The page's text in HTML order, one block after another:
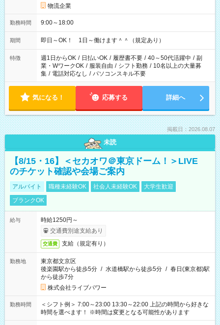
物流企業
勤務時間 9:00～18:00
期間 即日～OK！ 1日～働けます＾＾（規定あり）
特徴 週1日からOK / 日払いOK / 履歴書不要 / 40～50代活躍中 / 副
業・WワークOK / 服装自由 / シフト勤務 / 10名以上の大量募
集 / 電話対応なし / パソコンスキル不要
気になる！ 応募する 詳細へ
掲載日：2026.08.07
未読
【8/15・16】＜セカオワ＠東京ドーム！＞LIVE
のチケット確認や会場ご案内
アルバイト 職種未経験OK 社会人未経験OK
大学生歓迎
ブランクOK
給与
時給1250円～
交通費別途支給あり
交通費 支給（規定有り）
勤務地
東京都文京区
後楽園駅から徒歩5分 / 水道橋駅から徒歩5分 / 春日(東京都)駅
から徒歩7分
株式会社ライブパワー
勤務時間
＜シフト例＞ 7:00～23:00 13:30～22:00 上記の時間から好きな
時間を選べます！ ※時間は変更となる可能性があります